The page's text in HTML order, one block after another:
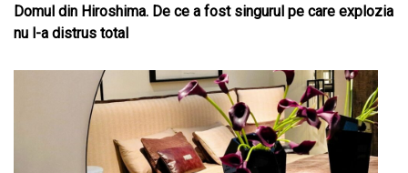
Domul din Hiroshima. De ce a fost singurul pe care explozia
nu l-a distrus total